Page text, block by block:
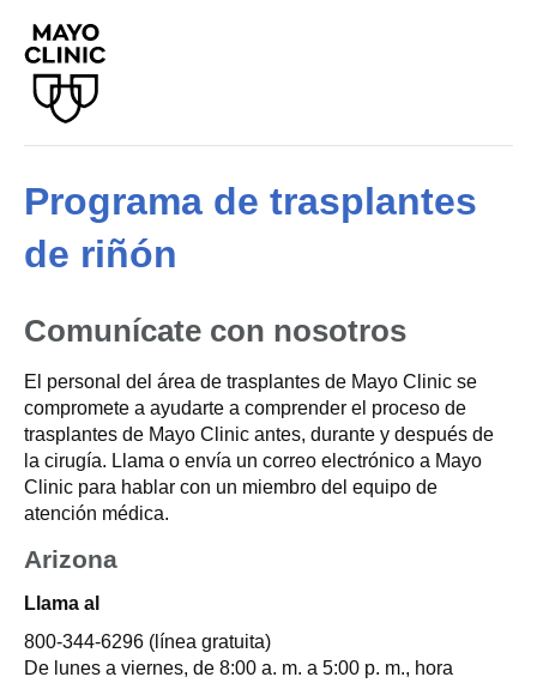
Programa de trasplantes
de riñón
Comunícate con nosotros
El personal del área de trasplantes de Mayo Clinic se
compromete a ayudarte a comprender el proceso de
trasplantes de Mayo Clinic antes, durante y después de
la cirugía. Llama o envía un correo electrónico a Mayo
Clinic para hablar con un miembro del equipo de
atención médica.
Arizona
Llama al
800-344-6296 (línea gratuita)
De lunes a viernes, de 8:00 a. m. a 5:00 p. m., hora